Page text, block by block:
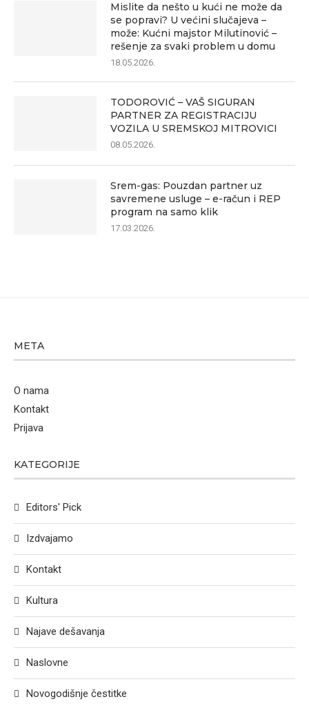
Mislite da nešto u kući ne može da
se popravi? U većini slučajeva –
može: Kućni majstor Milutinović –
rešenje za svaki problem u domu
18.05.2026.
TODOROVIĆ – VAŠ SIGURAN
PARTNER ZA REGISTRACIJU
VOZILA U SREMSKOJ MITROVICI
08.05.2026.
Srem-gas: Pouzdan partner uz
savremene usluge – e-račun i REP
program na samo klik
17.03.2026.
META
O nama
Kontakt
Prijava
KATEGORIJE
Editors' Pick
Izdvajamo
Kontakt
Kultura
Najave dešavanja
Naslovne
Novogodišnje čestitke